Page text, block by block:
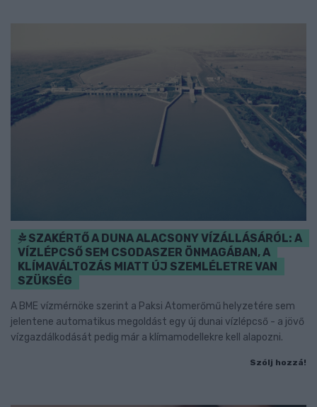
SZAKÉRTŐ A DUNA ALACSONY VÍZÁLLÁSÁRÓL: A
VÍZLÉPCSŐ SEM CSODASZER ÖNMAGÁBAN, A
KLÍMAVÁLTOZÁS MIATT ÚJ SZEMLÉLETRE VAN
SZÜKSÉG
A BME vízmérnöke szerint a Paksi Atomerőmű helyzetére sem
jelentene automatikus megoldást egy új dunai vízlépcső - a jövő
vízgazdálkodását pedig már a klímamodellekre kell alapozni.
Szólj hozzá!